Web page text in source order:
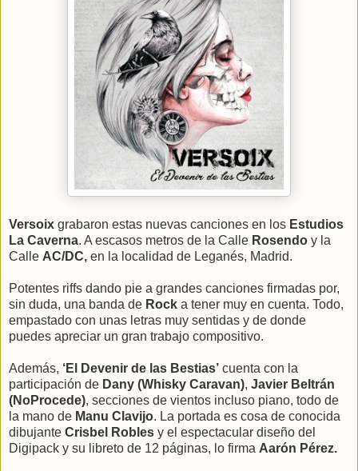
Versoix grabaron estas nuevas canciones en los Estudios
La Caverna. A escasos metros de la Calle Rosendo y la
Calle AC/DC, en la localidad de Leganés, Madrid.
Potentes riffs dando pie a grandes canciones firmadas por,
sin duda, una banda de Rock a tener muy en cuenta. Todo,
empastado con unas letras muy sentidas y de donde
puedes apreciar un gran trabajo compositivo.
Además, ‘El Devenir de las Bestias’ cuenta con la
participación de Dany (Whisky Caravan), Javier Beltrán
(NoProcede), secciones de vientos incluso piano, todo de
la mano de Manu Clavijo. La portada es cosa de conocida
dibujante Crisbel Robles y el espectacular diseño del
Digipack y su libreto de 12 páginas, lo firma Aarón Pérez.